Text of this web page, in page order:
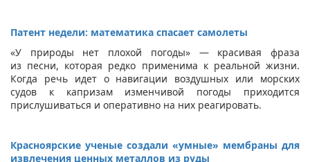
Патент недели: математика спасает самолеты
«У природы нет плохой погоды» — красивая фраза
из песни, которая редко применима к реальной жизни.
Когда речь идет о навигации воздушных или морских
судов к капризам изменчивой погоды приходится
прислушиваться и оперативно на них реагировать.
Красноярские ученые создали «умные» мембраны для
извлечения ценных металлов из руды